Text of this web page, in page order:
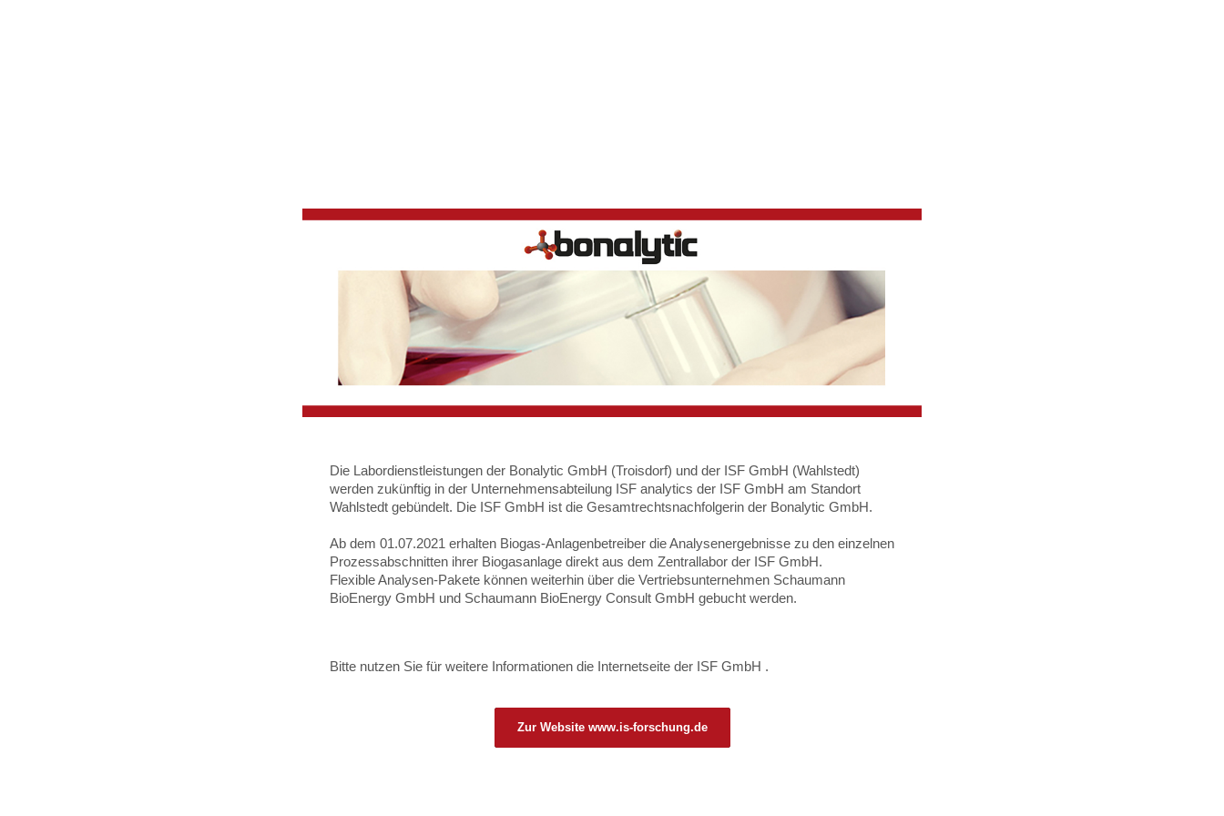
Die Labordienstleistungen der Bonalytic GmbH (Troisdorf) und der ISF GmbH (Wahlstedt)
werden zukünftig in der Unternehmensabteilung ISF analytics der ISF GmbH am Standort
Wahlstedt gebündelt. Die ISF GmbH ist die Gesamtrechtsnachfolgerin der Bonalytic GmbH.
Ab dem 01.07.2021 erhalten Biogas-Anlagenbetreiber die Analysenergebnisse zu den einzelnen
Prozessabschnitten ihrer Biogasanlage direkt aus dem Zentrallabor der ISF GmbH.
Flexible Analysen-Pakete können weiterhin über die Vertriebsunternehmen Schaumann
BioEnergy GmbH und Schaumann BioEnergy Consult GmbH gebucht werden.
Bitte nutzen Sie für weitere Informationen die Internetseite der ISF GmbH .
Zur Website www.is-forschung.de